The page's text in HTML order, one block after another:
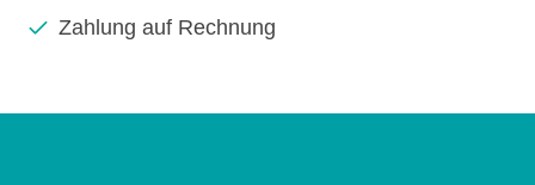
Zahlung auf Rechnung